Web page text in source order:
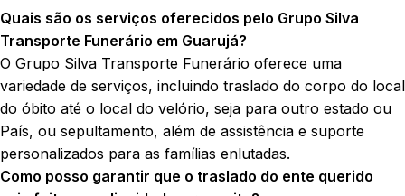
Quais são os serviços oferecidos pelo Grupo Silva
Transporte Funerário em Guarujá?
O Grupo Silva Transporte Funerário oferece uma
variedade de serviços, incluindo traslado do corpo do local
do óbito até o local do velório, seja para outro estado ou
País, ou sepultamento, além de assistência e suporte
personalizados para as famílias enlutadas.
Como posso garantir que o traslado do ente querido